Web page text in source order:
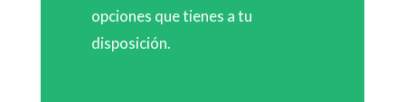
opciones que tienes a tu
disposición.